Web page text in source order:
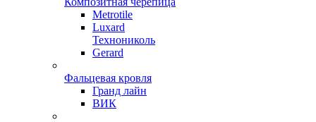
Metrotile
Luxard
Технониколь
Gerard
Фальцевая кровля
Гранд лайн
ВИК